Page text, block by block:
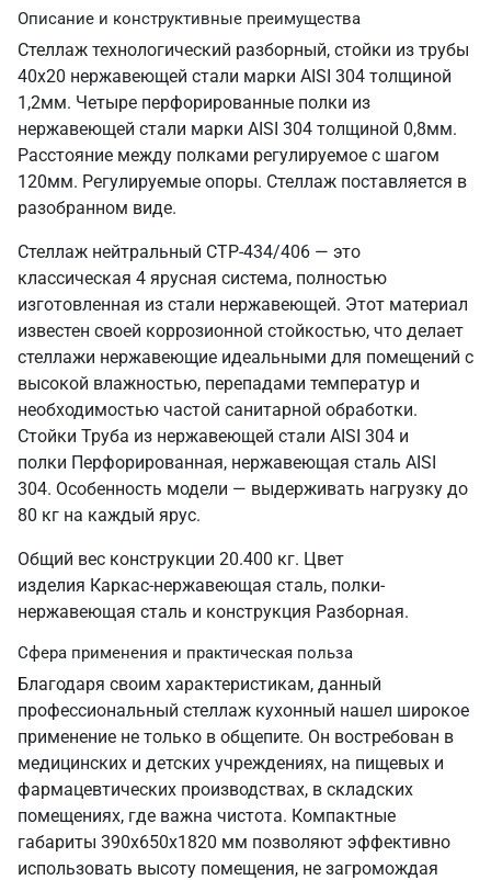
Описание и конструктивные преимущества
Стеллаж технологический разборный, стойки из трубы
40х20 нержавеющей стали марки AISI 304 толщиной
1,2мм. Четыре перфорированные полки из
нержавеющей стали марки AISI 304 толщиной 0,8мм.
Расстояние между полками регулируемое с шагом
120мм. Регулируемые опоры. Стеллаж поставляется в
разобранном виде.
Стеллаж нейтральный СТР-434/406 — это
классическая 4 ярусная система, полностью
изготовленная из стали нержавеющей. Этот материал
известен своей коррозионной стойкостью, что делает
стеллажи нержавеющие идеальными для помещений с
высокой влажностью, перепадами температур и
необходимостью частой санитарной обработки.
Стойки Труба из нержавеющей стали AISI 304 и
полки Перфорированная, нержавеющая сталь AISI
304. Особенность модели — выдерживать нагрузку до
80 кг на каждый ярус.
Общий вес конструкции 20.400 кг. Цвет
изделия Каркас-нержавеющая сталь, полки-
нержавеющая сталь и конструкция Разборная.
Сфера применения и практическая польза
Благодаря своим характеристикам, данный
профессиональный стеллаж кухонный нашел широкое
применение не только в общепите. Он востребован в
медицинских и детских учреждениях, на пищевых и
фармацевтических производствах, в складских
помещениях, где важна чистота. Компактные
габариты 390х650х1820 мм позволяют эффективно
использовать высоту помещения, не загромождая